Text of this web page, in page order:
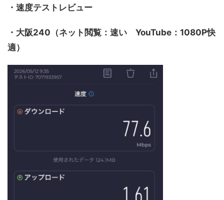
・速度テストレビュー
・大阪240（ネット閲覧：速い YouTube：1080P快
適）